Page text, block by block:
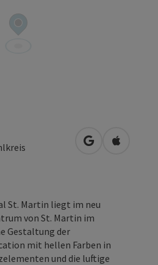
in Googlein Apple
St. Martin liegt im neu
von St. Martin im
Gestaltung der
mit hellen Farben in
und die luftige